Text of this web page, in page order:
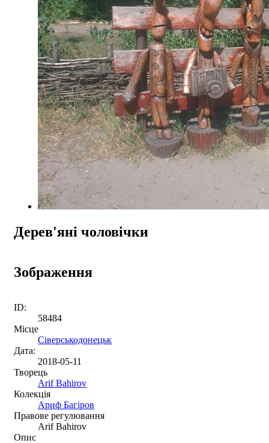
Дерев'яні чоловічки
Зображення
ID:
58484
Місце
Сіверськодонецьк
Дата:
2018-05-11
Творець
Arif Bahirov
Колекція
Ариф Багіров
Правове регулювання
Arif Bahirov
Опис